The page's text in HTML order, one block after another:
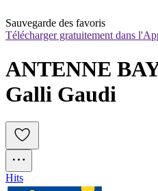
Sauvegarde des favoris
Télécharger gratuitement dans
ANTENNE
Galli Gaudi
Hits